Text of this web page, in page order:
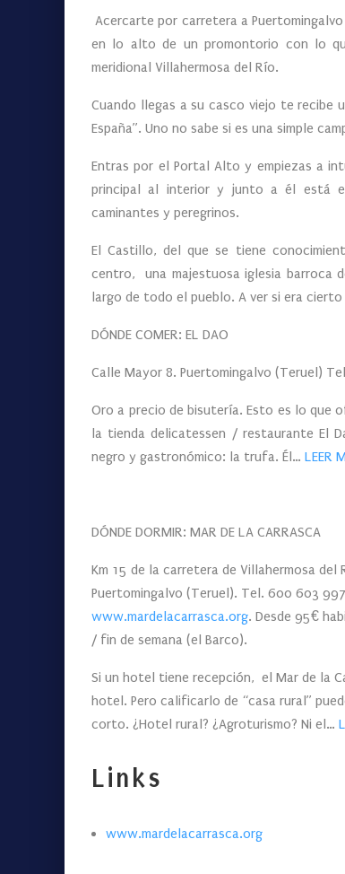
Acercarte por carretera a
en lo alto de un promontorio con lo
meridional Villahermosa del Río.
Cuando llegas a su casco viejo te recibe
España”. Uno no sabe si es una simple
Entras por el Portal Alto y empiezas a
principal al interior y junto a él está
caminantes y peregrinos.
El Castillo, del que se tiene
centro, una majestuosa iglesia barroca
largo de todo el pueblo. A ver si era
DÓNDE COMER: EL DAO
Calle Mayor 8. Puertomingalvo (Teruel)
Oro a precio de bisutería. Esto es lo que
la tienda delicatessen / restaurante El
negro y gastronómico: la trufa. Él… LEER
DÓNDE DORMIR: MAR DE LA CARRASCA
Km 15 de la carretera de Villahermosa del
Puertomingalvo (Teruel). Tel. 600 603
www.mardelacarrasca.org. Desde 95€
/ fin de semana (el Barco).
Si un hotel tiene recepción, el Mar de la
hotel. Pero calificarlo de “casa rural”
corto. ¿Hotel rural? ¿Agroturismo? Ni el…
Links
www.mardelacarrasca.org